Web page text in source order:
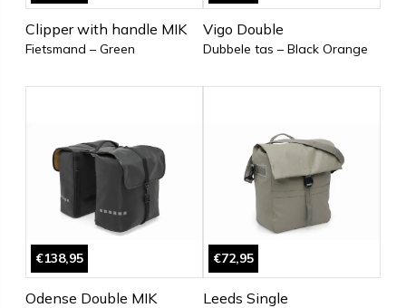
Clipper with handle MIK
Fietsmand – Green
Vigo Double
Dubbele tas – Black Orange
€138,95
Odense Double MIK
€72,95
Leeds Single